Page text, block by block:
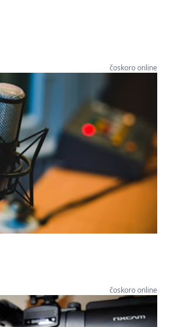
čoskoro online
čoskoro online